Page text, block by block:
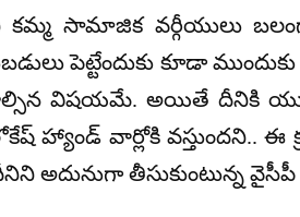
కమ్మ సామాజిక వర్గీయులు
పెట్టేందుకు కూడా
విషయమే. అయితే దీనికి
లోకేష్ హ్యాండ్ వార్లోకి
అదునుగా తీసుకుంటున్న